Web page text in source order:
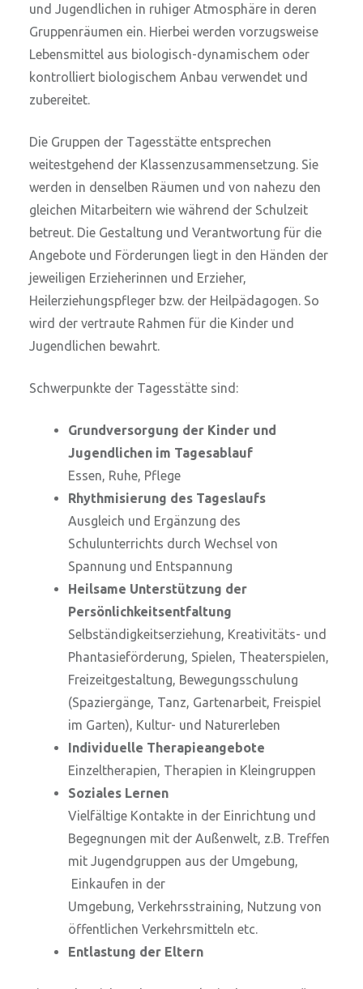
und Jugendlichen in ruhiger Atmosphäre in deren
Gruppenräumen ein. Hierbei werden vorzugsweise
Lebensmittel aus biologisch-dynamischem oder
kontrolliert biologischem Anbau verwendet und
zubereitet.
Die Gruppen der Tagesstätte entsprechen
weitestgehend der Klassenzusammensetzung. Sie
werden in denselben Räumen und von nahezu den
gleichen Mitarbeitern wie während der Schulzeit
betreut. Die Gestaltung und Verantwortung für die
Angebote und Förderungen liegt in den Händen der
jeweiligen Erzieherinnen und Erzieher,
Heilerziehungspfleger bzw. der Heilpädagogen. So
wird der vertraute Rahmen für die Kinder und
Jugendlichen bewahrt.
Schwerpunkte der Tagesstätte sind:
Grundversorgung der Kinder und
Jugendlichen im Tagesablauf
Essen, Ruhe, Pflege
Rhythmisierung des Tageslaufs
Ausgleich und Ergänzung des
Schulunterrichts durch Wech­sel von
Spannung und Entspannung
Heilsame Unterstützung der
Persönlichkeitsentfaltung
Selbständigkeitserziehung, Kreativitäts- und
Phantasieförde­rung, Spielen, Theaterspielen,
Freizeitgestaltung, Bewegungsschulung
(Spaziergänge, Tanz, Gartenarbeit, Freispiel
im Garten), Kultur- und Naturerleben
Individuelle Therapieangebote
Einzeltherapien, Therapien in Kleingruppen
Soziales Lernen
Vielfältige Kontakte in der Einrichtung und
Begegnungen mit der Außen­welt, z.B. Treffen
mit Jugendgruppen aus der Umgebung,
Einkaufen in der
Umgebung, Verkehrsstraining, Nutzung von
öffentlichen Verkehrsmitteln etc.
Entlastung der Eltern